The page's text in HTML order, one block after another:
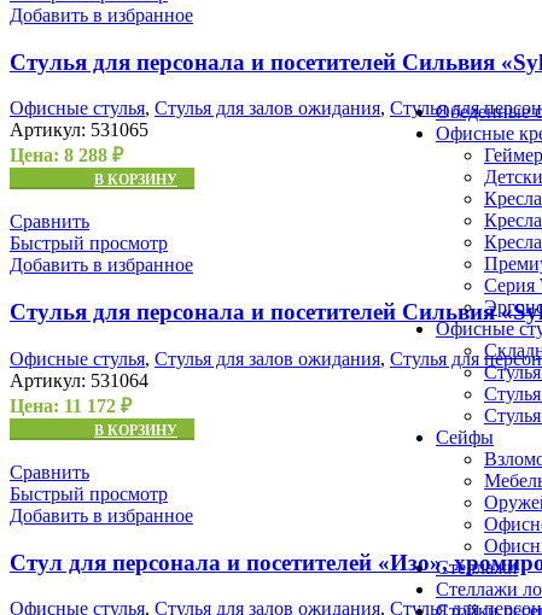
Обеденные
Офисные
Серия
Офисные
Сейфы
Стеллажи
Стеллажи
Стойки
Добавить в избранное
Стулья для персонала и посетителей Сильвия
Офисные стулья, Стулья для залов ожидания, Стулья для
Артикул: 531065
Цена: 8 288 ₽
В КОРЗИНУ
Сравнить
Быстрый просмотр
Добавить в избранное
Стулья для персонала и посетителей Сильвия
Офисные стулья, Стулья для залов ожидания, Стулья для
Артикул: 531064
Цена: 11 172 ₽
В КОРЗИНУ
Сравнить
Быстрый просмотр
Добавить в избранное
Стул для персонала и посетителей «Изо»,
Офисные стулья, Стулья для залов ожидания, Стулья для